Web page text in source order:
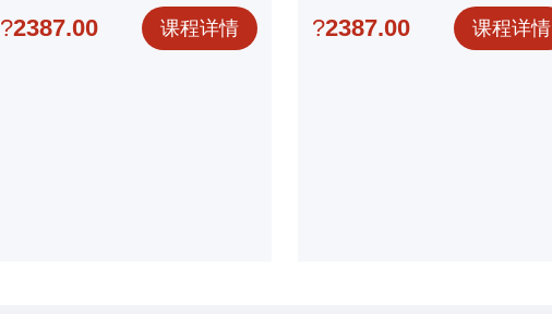
?2387.00 课程详情 ?2387.00 课程详情